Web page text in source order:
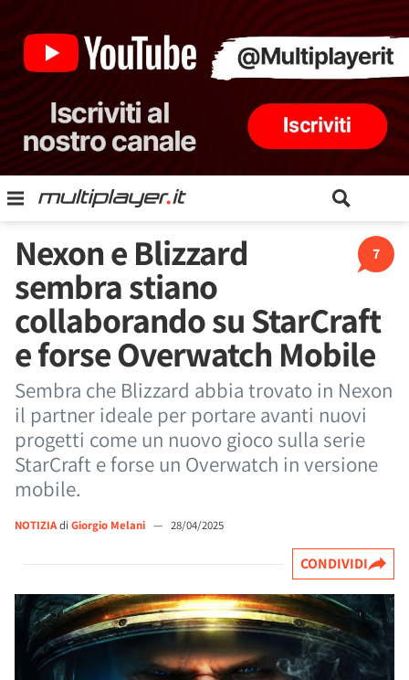
7
Nexon e Blizzard
sembra stiano
collaborando su StarCraft
e forse Overwatch Mobile
Sembra che Blizzard abbia trovato in Nexon
il partner ideale per portare avanti nuovi
progetti come un nuovo gioco sulla serie
StarCraft e forse un Overwatch in versione
mobile.
NOTIZIAdi Giorgio Melani — 28/04/2025
CONDIVIDI